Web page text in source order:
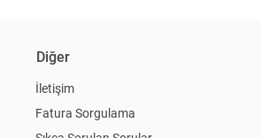
Diğer
İletişim
Fatura Sorgulama